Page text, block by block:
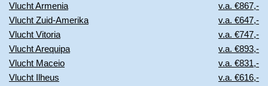
Vlucht Armenia
v.a. €867,-
Vlucht Zuid-Amerika
v.a. €647,-
Vlucht Vitoria
v.a. €747,-
Vlucht Arequipa
v.a. €893,-
Vlucht Maceio
v.a. €831,-
Vlucht Ilheus
v.a. €616,-